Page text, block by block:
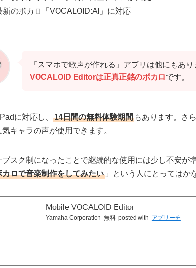
新のボカロ「VOCALOID:AI」に対応
「スマホで歌声が作れる」アプリは他にもあり
VOCALOID Editorは正真正銘のボカロです。
に対応し、 14日間の無料体験期間 もあります。さ
キャラの声が使用できます。
ブスク制になったことで継続的な使用には少し不安が
カロで音楽制作をしてみたい 」という人にとってはか
Mobile VOCALOID Editor
Yamaha Corporation 無料 posted with アプリーチ